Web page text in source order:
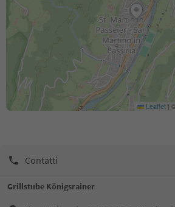
Leaflet |
Contatti
Grillstube Königsrainer